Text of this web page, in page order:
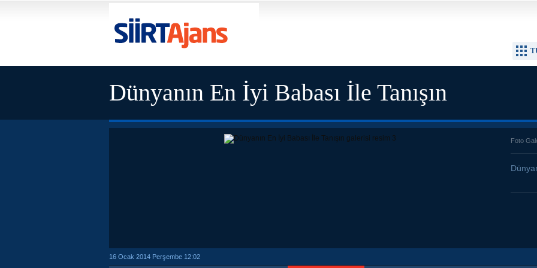
Dünyanın En İyi Babası İle Tanışın
Foto
16 Ocak 2014 Perşembe 12:02